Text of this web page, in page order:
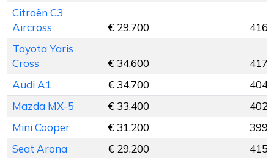
Citroën C3
Aircross
€ 29.700
416
Toyota Yaris
Cross
€ 34.600
417
Audi A1
€ 34.700
404
Mazda MX-5
€ 33.400
402
Mini Cooper
€ 31.200
399
Seat Arona
€ 29.200
415